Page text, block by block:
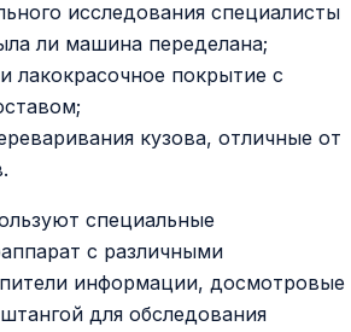
исследования специалисты
ли машина переделана;
лакокрасочное покрытие с
кузова, отличные от
специальные
с различными
информации, досмотровые
для обследования